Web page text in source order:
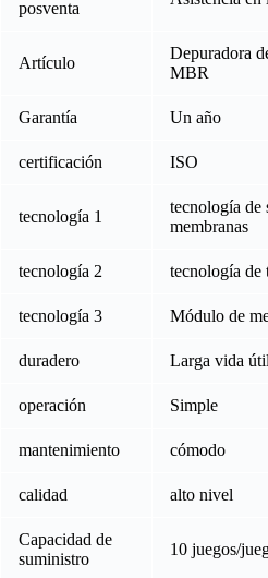
posventa
Artículo
Depuradora
MBR
Garantía Un año
certificación ISO
tecnología 1
tecnología de
membranas
tecnología 2 tecnología de
tecnología 3 Módulo de
duradero Larga vida útil
operación Simple
mantenimiento cómodo
calidad alto nivel
Capacidad de
suministro
10 juegos/